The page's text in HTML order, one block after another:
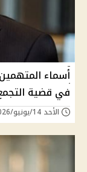
أسماء
في قضية
الأحد 14/يونيو/2026 - 09:15 م